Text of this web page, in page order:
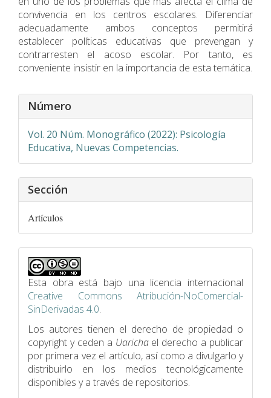
convivencia en los centros escolares. Diferenciar
adecuadamente ambos conceptos permitirá
establecer políticas educativas que prevengan y
contrarresten el acoso escolar. Por tanto, es
conveniente insistir en la importancia de esta temática.
Detalles
del
Número
Vol. 20 Núm. Monográfico (2022): Psicología
Educativa, Nuevas Competencias.
Sección
Artículos
Esta obra está bajo una licencia internacional
Creative Commons Atribución-NoComercial-
SinDerivadas 4.0.
Los autores tienen el derecho de propiedad o
copyright y ceden a Uaricha el derecho a publicar
por primera vez el artículo, así como a divulgarlo y
distribuirlo en los medios tecnológicamente
disponibles y a través de repositorios.